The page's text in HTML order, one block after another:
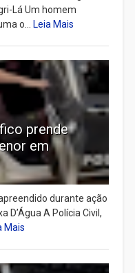
Lá Um homem
o... Leia Mais
prende
em
durante ação
D’Água A Polícia Civil,
Mais